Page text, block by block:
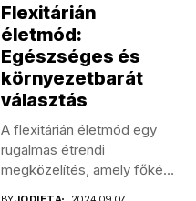
Flexitárián
életmód:
Egészséges és
környezetbarát
választás
A flexitárián életmód egy
rugalmas étrendi
megközelítés, amely főként